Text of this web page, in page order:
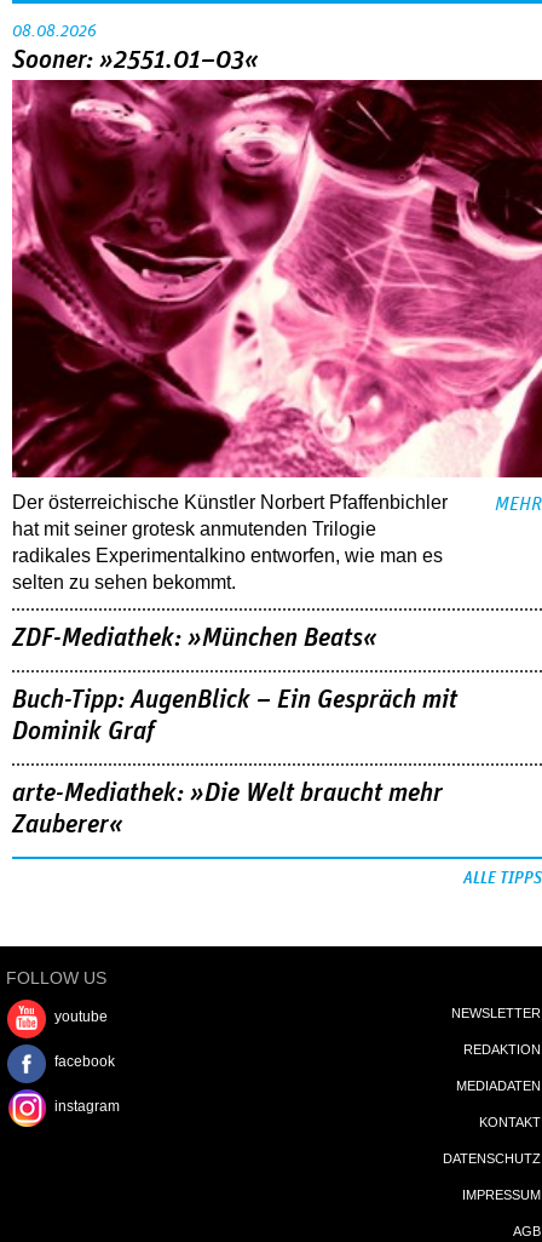
08.08.2026
Sooner: »2551.01–03«
Der österreichische Künstler Norbert Pfaffenbichler
hat mit seiner grotesk anmutenden Trilogie
radikales Experimentalkino entworfen, wie man es
selten zu sehen bekommt.
MEHR
ZDF-Mediathek: »München Beats«
Buch-Tipp: AugenBlick – Ein Gespräch mit
Dominik Graf
arte-Mediathek: »Die Welt braucht mehr
Zauberer«
ALLE TIPPS
FOLLOW US
youtube
facebook
instagram
NEWSLETTER
REDAKTION
MEDIADATEN
KONTAKT
DATENSCHUTZ
IMPRESSUM
AGB